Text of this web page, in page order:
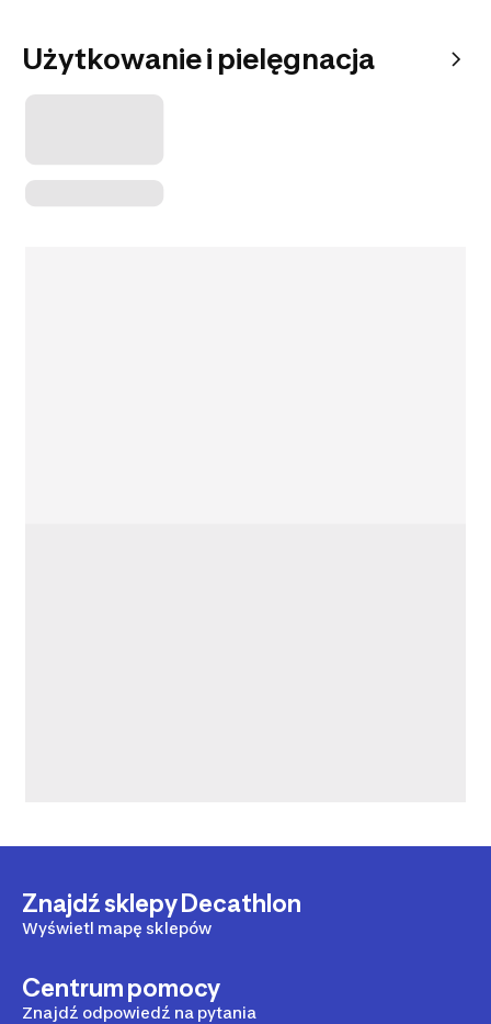
Użytkowanie i pielęgnacja
Znajdź sklepy Decathlon
Wyświetl mapę sklepów
Centrum pomocy
Znajdź odpowiedź na pytania